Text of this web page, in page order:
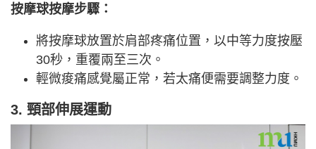
按摩球按摩步驟：
將按摩球放置於肩部疼痛位置，以中等力度按壓
30秒，重覆兩至三次。
輕微痠痛感覺屬正常，若太痛便需要調整力度。
3. 頸部伸展運動